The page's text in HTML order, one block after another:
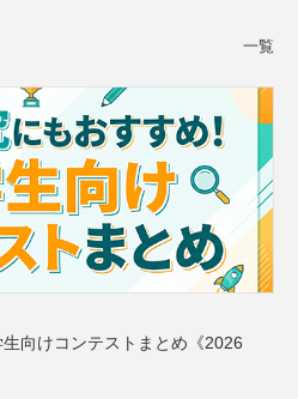
一覧
向けコンテストまとめ《2026